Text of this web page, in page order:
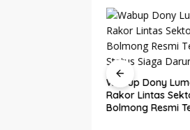
Wabup Dony
Rakor Lintas
Bolmong Resmi